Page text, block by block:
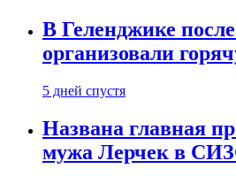
В Геленджике
организовали
5 дней спустя
Названа главная
мужа Лерчек в